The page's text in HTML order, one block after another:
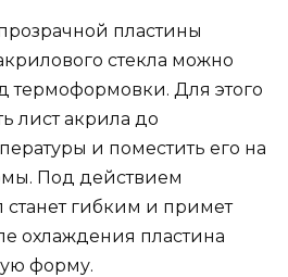
пластины
стекла можно
термоформовки. Для этого
лист акрила до
и поместить его на
Под действием
станет гибким и примет
охлаждения пластина
форму.